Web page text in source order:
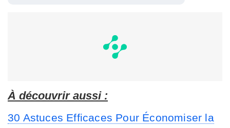
À découvrir aussi :
30 Astuces Efficaces Pour Économiser la